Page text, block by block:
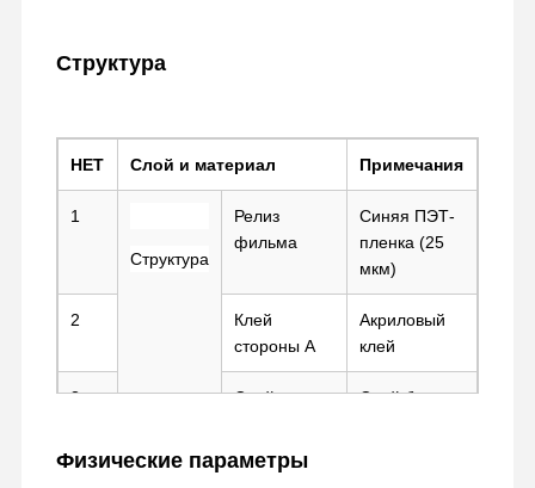
Фабрика
Лента кэптона
Двойная, который встали на сторону лента
ПЭТ пленка
Лента из ПТФЕ
Структура
НЕТ Слой и материал Примечания
1
Структура
Релиз
фильма
Синяя ПЭТ-
пленка (25
мкм)
2
Клей
стороны А
Акриловый
клей
3
Слой
Слой белых
ДОМАШНИЙ
Физические параметры